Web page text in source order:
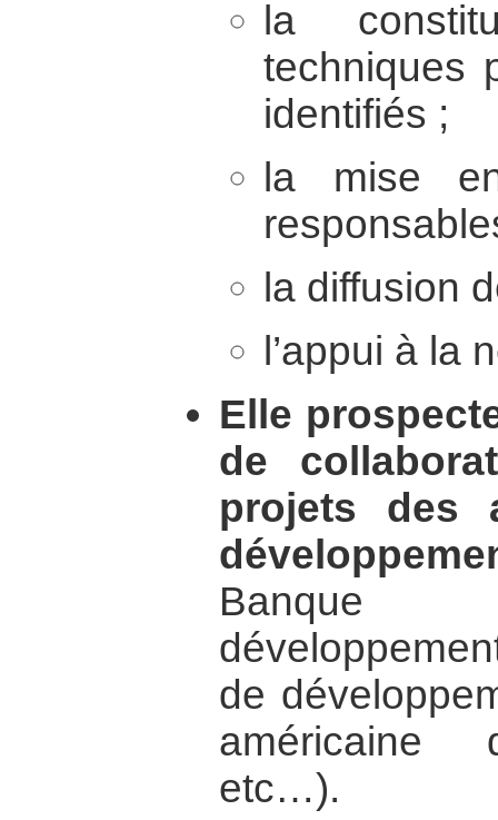
la
techniques
identifiés ;
la mise
la diffusion
l’appui à la
Elle
de
projets des
Banque
de
américaine
etc…).